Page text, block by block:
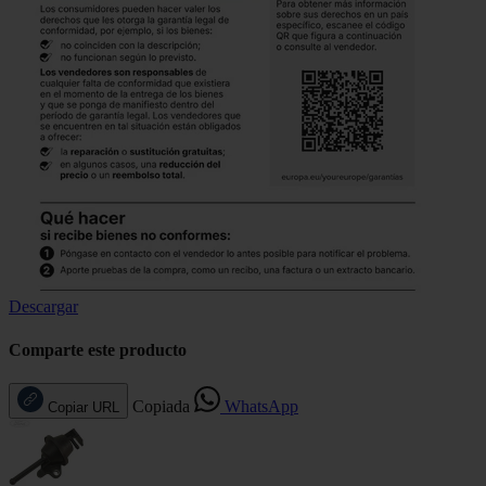
Descargar
Comparte este producto
Copiar URL Copiada WhatsApp